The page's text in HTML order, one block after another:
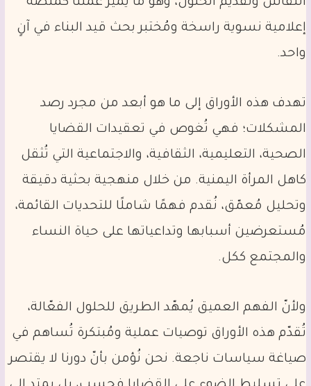
إعلامية نسوية راسخة ومُختبر بحث قيد البناء في آنٍ
واحد.
تهدف هذه الأوراق إلى ما هو أبعد من مجرد رصد
المشكلات؛ فهي تُغوص في تعقيدات القضايا
الصحية، التعليمية، الثقافية، والاجتماعية التي تُثقل
كاهل المرأة اليمنية. من خلال منهجية بحثية دقيقة
وتحليل مُعمّق، نُقدم فهمًا شاملًا للتحديات القائمة،
مُستعرضين أسبابها وتداعياتها على حياة النساء
والمجتمع ككل.
ولأنّ الفهم العميق يُمهّد الطريق للحلول الفعّالة،
تُقدّم هذه الأوراق توصيات عملية ومُبتكرة تُساهم في
صياغة سياسات ناجعة. نحن نُؤمن بأنّ دورنا لا يقتصر